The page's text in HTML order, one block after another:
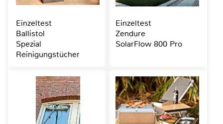
Einzeltest
Ballistol
Spezial
Reinigungstücher
Einzeltest
Zendure
SolarFlow 800 Pro